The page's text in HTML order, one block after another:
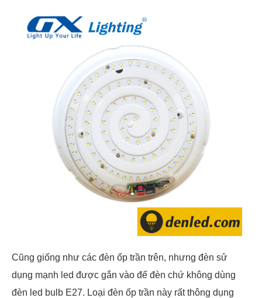
Cũng giống như các đèn ốp trần trên, nhưng đèn sử
dụng mạnh led được gắn vào đế đèn chứ không dùng
đèn led bulb E27. Loại đèn ốp trần này rất thông dụng